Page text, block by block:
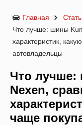
Главная
Что лучше: шины
характеристик,
автовладельцы
Что
Nexen,
чаще